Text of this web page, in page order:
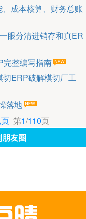
成本核算、财务总账
眼分清进销存和真ER
完整编写指南
切ERP破解模切厂工
落地
第1/110页
朋友圈